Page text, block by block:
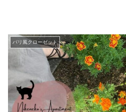
パリ風クローゼット